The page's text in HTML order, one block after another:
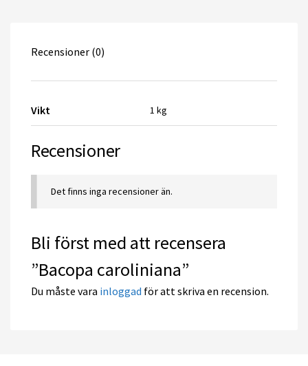
Recensioner (0)
Vikt 1 kg
Recensioner
Det finns inga recensioner än.
Bli först med att recensera
”Bacopa caroliniana”
Du måste vara inloggad för att skriva en recension.